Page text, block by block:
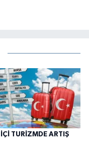
TURİZMDE ARTIŞ